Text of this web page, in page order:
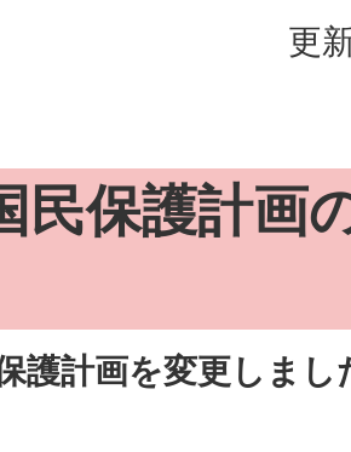
更
民保護計画
護計画を変更しまし